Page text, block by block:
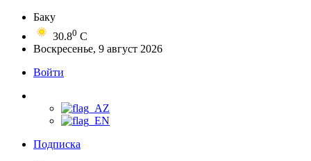
Баку
30.80 C
Воскресенье, 9 август 2026
Войти
Подписка